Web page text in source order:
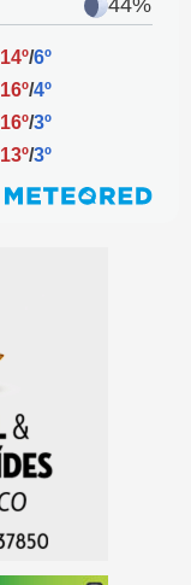
44%
14º/6º
16º/4º
16º/3º
13º/3º